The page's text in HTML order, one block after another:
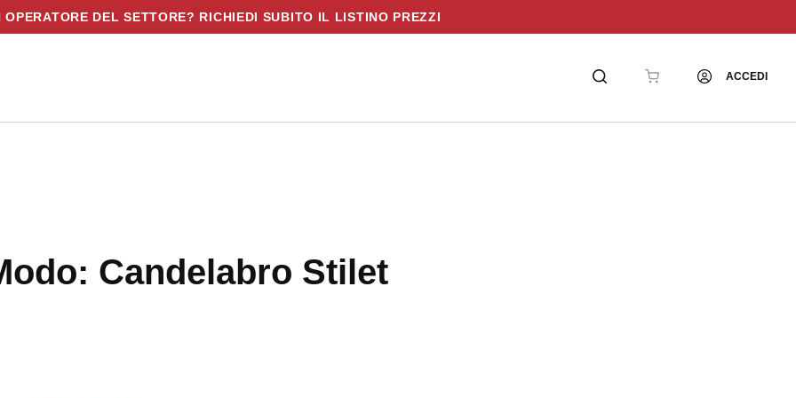
OPERATORE DEL SETTORE? RICHIEDI SUBITO IL LISTINO PREZZI
ACCEDI
Candelabro Stilet